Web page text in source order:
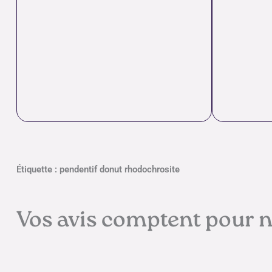
Étiquette : pendentif donut rhodochrosite
Vos avis comptent pour